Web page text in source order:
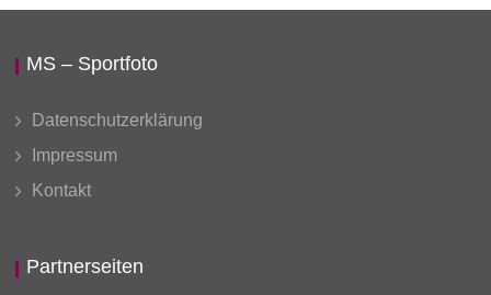
MS – Sportfoto
Datenschutzerklärung
Impressum
Kontakt
Partnerseiten